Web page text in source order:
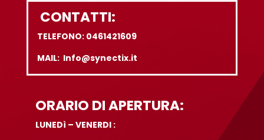
CONTATTI:
TELEFONO: 0461421609
MAIL: Info@synectix.it
ORARIO DI APERTURA:
LUNEDì – VENERDI :